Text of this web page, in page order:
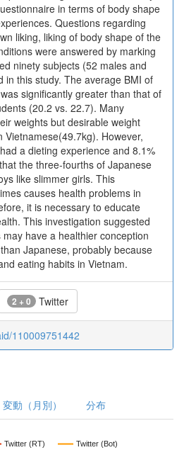
in terms of body shape
Questions regarding
liking, liking of body shape of the
were answered by marking
ninety subjects (52 males and
in this study. The average BMI of
significantly greater than that of
(20.2 vs. 22.7). Many
weights but desirable weight
However,
a dieting experience and 8.1%
the three-fourths of Japanese
like slimmer girls. This
causes health problems in
it is necessary to educate
This investigation suggested
have a healthier conception
Japanese, probably because
eating habits in Vietnam.
2 + 0 Twitter
110009751442
変動（月別） 分布
Twitter (RT) Twitter (Bot)